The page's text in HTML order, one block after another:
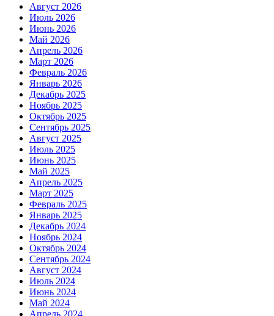
Август 2026
Июль 2026
Июнь 2026
Май 2026
Апрель 2026
Март 2026
Февраль 2026
Январь 2026
Декабрь 2025
Ноябрь 2025
Октябрь 2025
Сентябрь 2025
Август 2025
Июль 2025
Июнь 2025
Май 2025
Апрель 2025
Март 2025
Февраль 2025
Январь 2025
Декабрь 2024
Ноябрь 2024
Октябрь 2024
Сентябрь 2024
Август 2024
Июль 2024
Июнь 2024
Май 2024
Апрель 2024